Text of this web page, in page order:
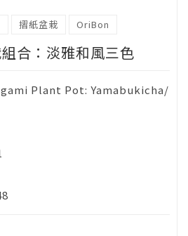
摺紙盆栽 OriBon
合：淡雅和風三色
Plant Pot: Yamabukicha/